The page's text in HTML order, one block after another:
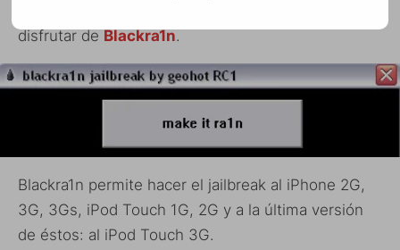
disfrutar deBlackra1n.
Blackra1n permite hacer el jailbreak al iPhone 2G,
3G, 3Gs, iPod Touch 1G, 2G y a la última versión
de éstos: al iPod Touch 3G.